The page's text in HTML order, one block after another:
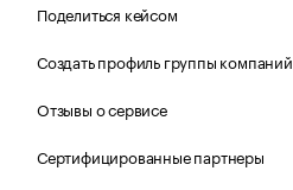
Поделиться кейсом
Создать профиль группы компаний
Отзывы о сервисе
Сертифицированные партнеры